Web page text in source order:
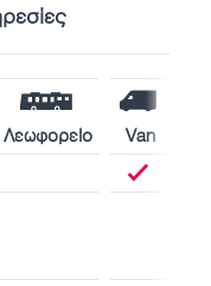
Λεωφορείο
Van